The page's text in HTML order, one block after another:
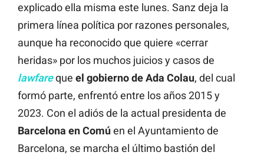
explicado ella misma este lunes. Sanz deja la
primera línea política por razones personales,
aunque ha reconocido que quiere «cerrar
heridas» por los muchos juicios y casos de
lawfareque el gobierno de Ada Colau, del cual
formó parte, enfrentó entre los años 2015 y
2023. Con el adiós de la actual presidenta de
Barcelona en Comúen el Ayuntamiento de
Barcelona, se marcha el último bastión del